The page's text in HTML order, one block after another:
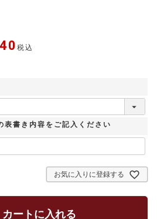
税込
書き内容をご記入ください
お気に入りに登録する
カートに入れる